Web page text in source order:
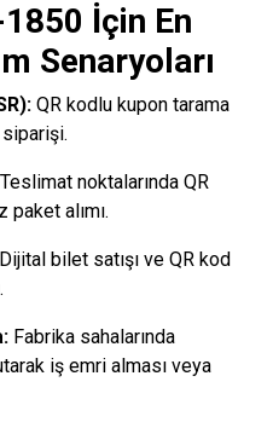
İçin En
Senaryoları
QR kodlu kupon tarama
Teslimat noktalarında QR
alımı.
Dijital bilet satışı ve QR kod
Fabrika sahalarında
iş emri alması veya